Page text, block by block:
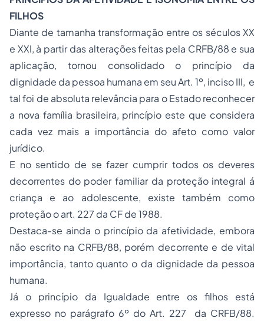
FILHOS
Diante de tamanha transformação entre os séculos XX
e XXI, à partir das alterações feitas pela CRFB/88 e sua
aplicação, tornou consolidado o princípio da
dignidade da pessoa humana em seu Art. 1º, inciso III, e
tal foi de absoluta relevância para o Estado reconhecer
a nova família brasileira, princípio este que considera
cada vez mais a importância do afeto como valor
jurídico.
E no sentido de se fazer cumprir todos os deveres
decorrentes do poder familiar da proteção integral á
criança e ao adolescente, existe também como
proteção o art. 227 da CF de 1988.
Destaca-se ainda o princípio da afetividade, embora
não escrito na CRFB/88, porém decorrente e de vital
importância, tanto quanto o da dignidade da pessoa
humana.
Já o princípio da Igualdade entre os filhos está
expresso no parágrafo 6º do Art. 227 da CRFB/88.